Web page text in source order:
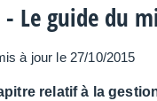
- Le guide du
à jour le 27/10/2015
relatif à la